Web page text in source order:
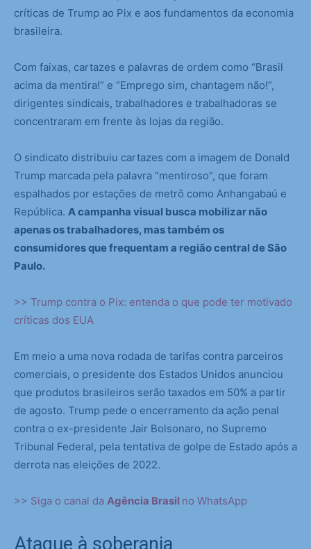
críticas de Trump ao Pix e aos fundamentos da economia
brasileira.
Com faixas, cartazes e palavras de ordem como “Brasil
acima da mentira!” e “Emprego sim, chantagem não!”,
dirigentes sindicais, trabalhadores e trabalhadoras se
concentraram em frente às lojas da região.
O sindicato distribuiu cartazes com a imagem de Donald
Trump marcada pela palavra “mentiroso”, que foram
espalhados por estações de metrô como Anhangabaú e
República. A campanha visual busca mobilizar não
apenas os trabalhadores, mas também os
consumidores que frequentam a região central de São
Paulo.
>> Trump contra o Pix: entenda o que pode ter motivado
críticas dos EUA
Em meio a uma nova rodada de tarifas contra parceiros
comerciais, o presidente dos Estados Unidos anunciou
que produtos brasileiros serão taxados em 50% a partir
de agosto. Trump pede o encerramento da ação penal
contra o ex-presidente Jair Bolsonaro, no Supremo
Tribunal Federal, pela tentativa de golpe de Estado após a
derrota nas eleições de 2022.
>> Siga o canal da Agência Brasil no WhatsApp
Ataque à soberania